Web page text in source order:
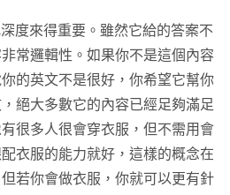
度來得重要。雖然它給的答案不
常邏輯性。如果你不是這個內容
的英文不是很好，你希望它幫你
絕大多數它的內容已經足夠滿足
很多人很會穿衣服，但不需用會
衣服的能力就好，這樣的概念在
若你會做衣服，你就可以更有針